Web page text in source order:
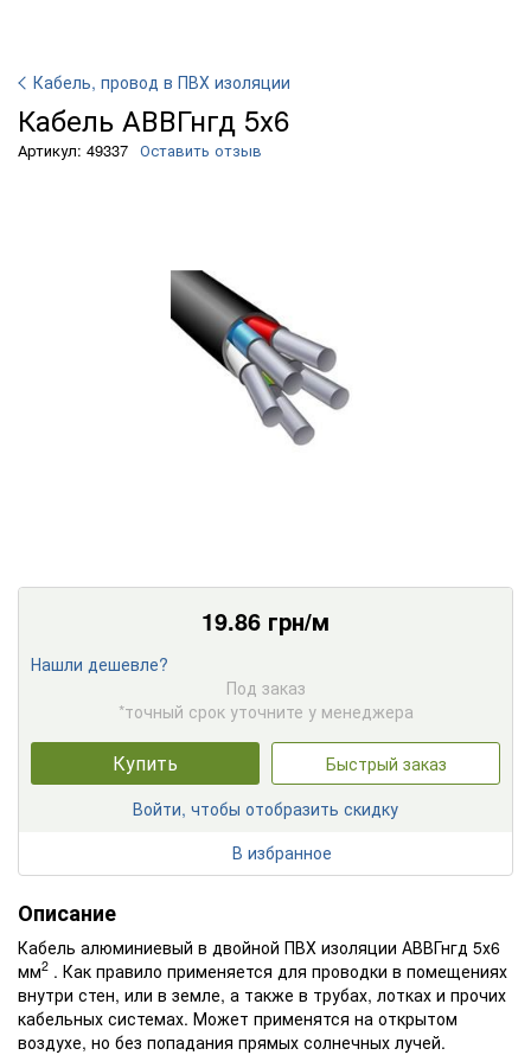
Кабель, провод в ПВХ изоляции
Кабель АВВГнгд 5х6
Артикул: 49337 Оставить отзыв
19.86 грн/м
Нашли дешевле?
Под заказ
*точный срок уточните у менеджера
Купить
Быстрый заказ
Войти, чтобы отобразить скидку
В избранное
Описание
Кабель алюминиевый в двойной ПВХ изоляции АВВГнгд 5х6
мм2 . Как правило применяется для проводки в помещениях
внутри стен, или в земле, а также в трубах, лотках и прочих
кабельных системах. Может применятся на открытом
воздухе, но без попадания прямых солнечных лучей.